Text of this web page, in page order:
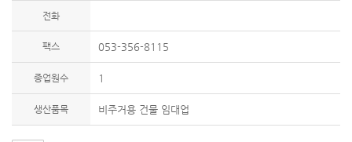
전화
팩스 053-356-8115
종업원수 1
생산품목 비주거용 건물 임대업